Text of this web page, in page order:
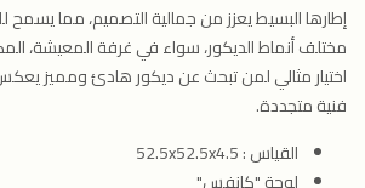
إطارها البسيط يعزز من جمالية التصميم، مما
مختلف أنماط الديكور، سواء في غرفة المعيشة،
اختيار مثالي لمن تبحث عن ديكور هادئ ومميز
فنية متجددة.
القياس : 52.5x52.5x4.5
لوحة "كانفس"